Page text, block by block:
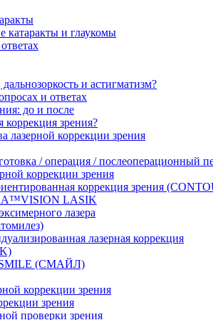
катаракты и глаукомы
и астигматизм?
и ответах
до и после
коррекция зрения?
лазерной коррекции зрения
/ операция / послеоперационный
коррекции зрения
коррекция зрения
LASIK
лазера
лазерная коррекция
SMILE (СМАЙЛ)
коррекции зрения
зрения
проверки зрения